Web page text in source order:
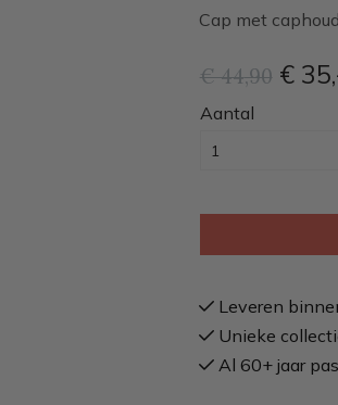
Cap met
€ 44,90 € 35
Aantal
Leveren
Unieke
Al 60+ jaar